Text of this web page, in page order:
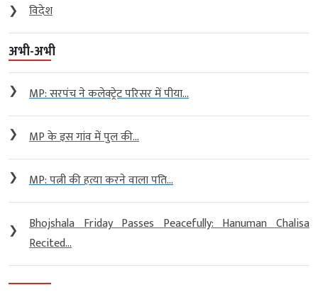
❯
विदेश
अभी-अभी
❯ MP: सरपंच ने कलेक्ट्रेट परिसर में पीया...
❯ MP के इस गांव में पुल की...
❯ MP: पत्नी की हत्या करने वाला पति...
❯
Bhojshala Friday Passes Peacefully: Hanuman Chalisa
Recited...